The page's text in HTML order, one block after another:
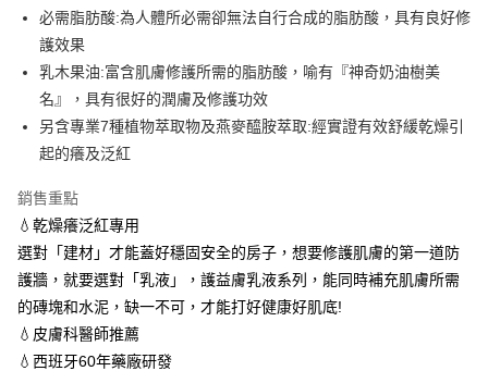
3.實際核准額度、可分期數及費用金額請依後續交易確認頁面所載為準。
4.訂單成立30分鐘內，如未前往確認交易或遇審核未通過，訂單將自動取
消。如遇「轉專審核」未通過狀況，表示未達大哥付你分期系統評分，恕無
法說明評估內容。
【繳款方式說明】
1.分期款項不併入電信帳單，「大哥付你分期」於每月結算日後寄送繳費提
醒簡訊。
2.透過簡訊連結打開帳單後，可選擇「超商條碼／台灣大直營門市／銀行轉
【注意事項】
用戶於交易時，得透過本服務購買商品或服務，並由商店將買賣／分期付款
買賣價金債權讓與本公司後，依約使用本公司帳單繳交帳款。
2.基於同意付款使用「大哥付你分期」之契約關係目的，商店將以您的個人
資料（包含姓名、電話或地址）提供予台灣大哥大進項蒐集、處理及利用，
由本公司與您本人進行分期帳單所需資料之確認、核對及更正。
3.完整用戶服務條款，請詳閱以下連結：
運送方式
全家取貨付款 (滿$4,000以上僅限貨到付款)
每筆NT$60，滿NT$1,500(含以上)免運費
付款後全家取貨
每筆NT$60，滿NT$1,500(含以上)免運費
付款後萊爾富取貨
每筆NT$60，滿NT$1,500(含以上)免運費
7-11取貨付款 (滿$4,000以上僅限貨到付款)
必需脂肪酸:為人體所必需卻無法自行合成的脂肪酸，具有良好修
護效果
乳木果油:富含肌膚修護所需的脂肪酸，喻有『神奇奶油樹美
名』，具有很好的潤膚及修護功效
另含專業7種植物萃取物及燕麥醯胺萃取:經實證有效舒緩乾燥引
起的癢及泛紅
銷售重點
💧乾燥癢泛紅專用
選對「建材」才能蓋好穩固安全的房子，想要修護肌膚的第一道防
護牆，就要選對「乳液」，護益膚乳液系列，能同時補充肌膚所需
的磚塊和水泥，缺一不可，才能打好健康好肌底!
💧皮膚科醫師推薦
💧西班牙60年藥廠研發